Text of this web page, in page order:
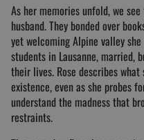
As her memories unfold, we
husband. They bonded over
yet welcoming Alpine valley
students in Lausanne, married,
their lives. Rose describes
existence, even as she probes
understand the madness that
restraints.